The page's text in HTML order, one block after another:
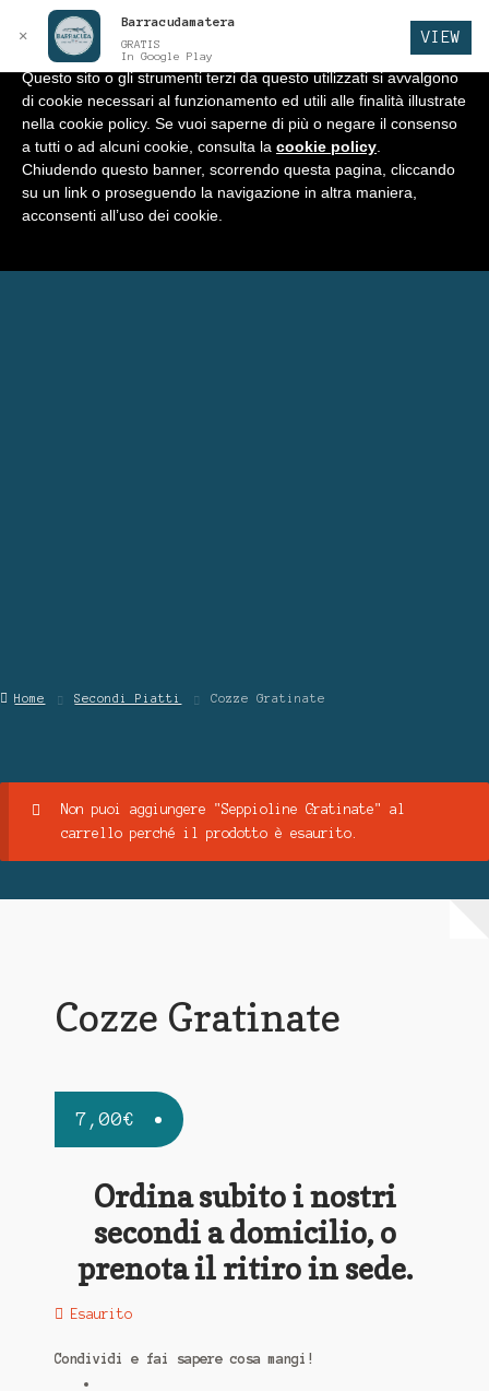
Vai
alla
navigazione
Vai
al
contenuto
BARRACUDA Menu
Home
Negozio
Home Secondi Piatti Cozze Gratinate
Non puoi aggiungere "Seppioline Gratinate" al
carrello perché il prodotto è esaurito.
Cozze Gratinate
7,00€
Ordina subito i nostri
secondi a domicilio, o
prenota il ritiro in sede.
Esaurito
Condividi e fai sapere cosa mangi!
✕
Barracudamatera
GRATIS
In Google Play
VIEW
Informativa
Questo sito o gli strumenti terzi da questo utilizzati si avvalgono
di cookie necessari al funzionamento ed utili alle finalità illustrate
nella cookie policy. Se vuoi saperne di più o negare il consenso
a tutti o ad alcuni cookie, consulta la cookie policy
Chiudendo questo banner, scorrendo questa pagina, cliccando
su un link o proseguendo la navigazione in altra maniera,
acconsenti all’uso dei cookie.